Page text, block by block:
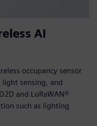
AI
occupancy sensor
sensing, and
and LoRaWAN®
such as lighting